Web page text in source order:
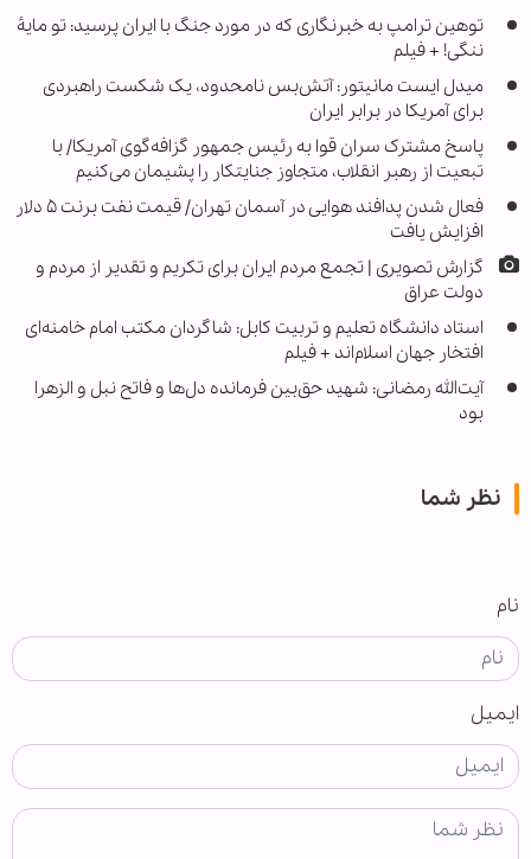
توهین ترامپ به خبرنگاری که در مورد جنگ با ایران پرسید: تو مایهٔ
ننگی! + فیلم
میدل ایست مانیتور: آتش‌بس نامحدود، یک شکست راهبردی
برای آمریکا در برابر ایران
پاسخ مشترک سران قوا به رئیس جمهور گزافه‌گوی آمریکا/ با
تبعیت از رهبر انقلاب، متجاوز جنایتکار را پشیمان می‌کنیم
فعال شدن پدافند هوایی در آسمان تهران/ قیمت نفت برنت ۵ دلار
افزایش یافت
گزارش تصویری | تجمع مردم ایران برای تکریم و تقدیر از مردم و
دولت عراق
استاد دانشگاه تعلیم و تربیت کابل: شاگردان مکتب امام خامنه‌ای
افتخار جهان اسلام‌اند + فیلم
آیت‌الله رمضانی: شهید حق‌بین فرمانده دل‌ها و فاتح نبل و الزهرا
بود
نظر شما
نام
ایمیل